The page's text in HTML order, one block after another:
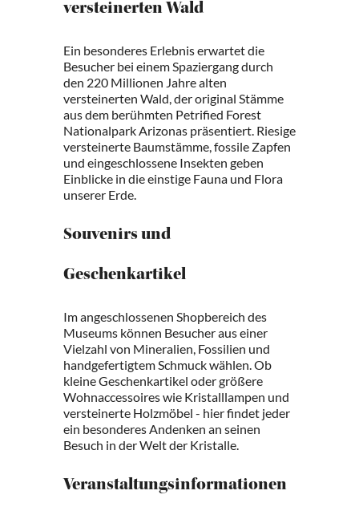
versteinerten Wald
Ein besonderes Erlebnis erwartet die
Besucher bei einem Spaziergang durch
den 220 Millionen Jahre alten
versteinerten Wald, der original Stämme
aus dem berühmten Petrified Forest
Nationalpark Arizonas präsentiert. Riesige
versteinerte Baumstämme, fossile Zapfen
und eingeschlossene Insekten geben
Einblicke in die einstige Fauna und Flora
unserer Erde.
Souvenirs und
Geschenkartikel
Im angeschlossenen Shopbereich des
Museums können Besucher aus einer
Vielzahl von Mineralien, Fossilien und
handgefertigtem Schmuck wählen. Ob
kleine Geschenkartikel oder größere
Wohnaccessoires wie Kristalllampen und
versteinerte Holzmöbel - hier findet jeder
ein besonderes Andenken an seinen
Besuch in der Welt der Kristalle.
Veranstaltungsinformationen